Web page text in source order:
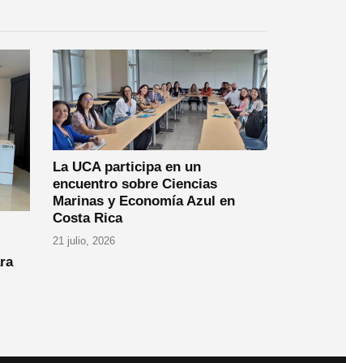
La UCA participa en un
encuentro sobre Ciencias
Marinas y Economía Azul en
Costa Rica
21 julio, 2026